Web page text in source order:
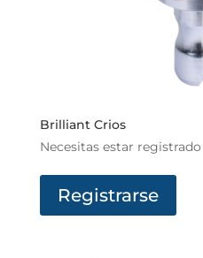
Brilliant Crios
Necesitas estar
Registrarse